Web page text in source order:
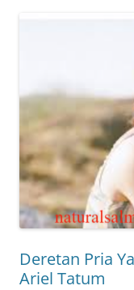
Deretan Pria
Ariel Tatum